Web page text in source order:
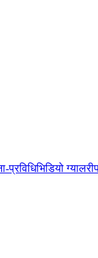
प्रविधिभिडियो ग्यालरी